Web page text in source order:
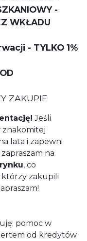
-
WKŁADU
- TYLKO 1%
ZAKUPIE
Jeśli
znakomitej
lata i zapewni
na
, co
którzy zakupili
pomoc w
od kredytów